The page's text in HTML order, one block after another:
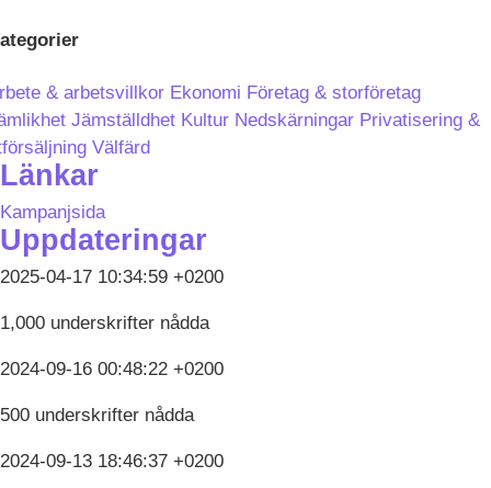
& arbetsvillkor Ekonomi Företag & storföretag
Jämställdhet Kultur Nedskärningar Privatisering &
Välfärd
Länkar
Kampanjsida
Uppdateringar
2025-04-17 10:34:59 +0200
1,000 underskrifter nådda
2024-09-16 00:48:22 +0200
500 underskrifter nådda
2024-09-13 18:46:37 +0200